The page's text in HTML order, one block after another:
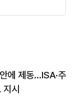
에 제동…ISA·주
시